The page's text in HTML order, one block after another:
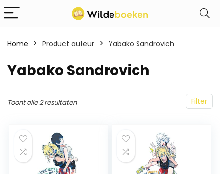
Home Product auteur Yabako Sandrovich
Yabako Sandrovich
Filter
Toont alle 2 resultaten